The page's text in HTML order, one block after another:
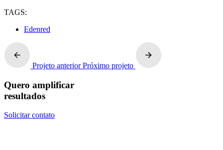
TAGS:
Edenred
Projeto anterior Próximo projeto
Quero amplificar
resultados
Solicitar contato